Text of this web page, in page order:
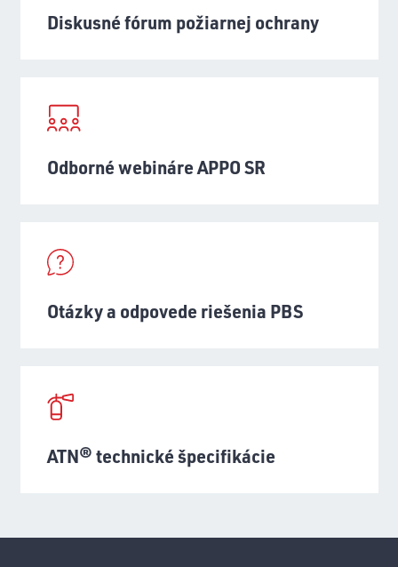
Diskusné fórum požiarnej ochrany
Odborné webináre APPO SR
Otázky a odpovede riešenia PBS
ATN® technické špecifikácie